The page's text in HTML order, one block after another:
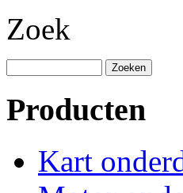
Zoek
Producten
Kart